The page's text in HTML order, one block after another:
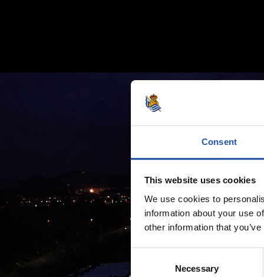
Consent
This website uses cookies
We use cookies to
information about your use
other information that
Necessary